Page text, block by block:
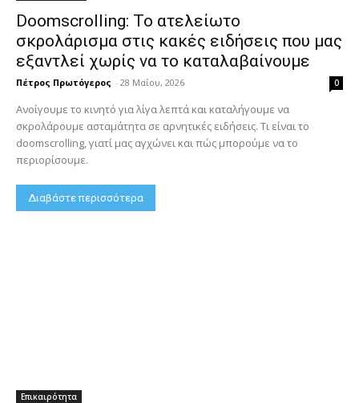
Doomscrolling: Το ατελείωτο
σκρολάρισμα στις κακές ειδήσεις που μας
εξαντλεί χωρίς να το καταλαβαίνουμε
Πέτρος Πρωτόγερος - 28 Μαΐου, 2026 0
Ανοίγουμε το κινητό για λίγα λεπτά και καταλήγουμε να
σκρολάρουμε ασταμάτητα σε αρνητικές ειδήσεις. Τι είναι το
doomscrolling, γιατί μας αγχώνει και πώς μπορούμε να το
περιορίσουμε.
Διαβάστε περισσότερα
Επικαιρότητα